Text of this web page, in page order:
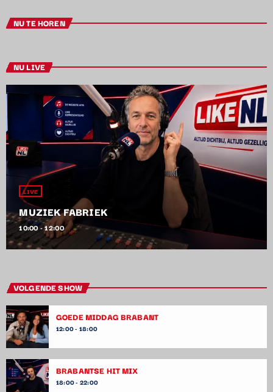
NU TE HOREN
NU LIVE
LIVE
MUZIEK FABRIEK
10:00 - 12:00
VOLGENDE SHOW
GOEDE MIDDAG BRABANT
12:00 - 18:00
BRABANTSE HIT MIX
18:00 - 22:00